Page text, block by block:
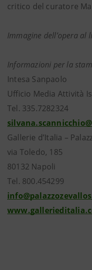
critico del curatore
Immagine dell’opera al
Informazioni per la
Intesa Sanpaolo
Ufficio Media Attività
Tel. 335.7282324
Gallerie d’Italia –
via Toledo, 185
80132 Napoli
Tel. 800.454299